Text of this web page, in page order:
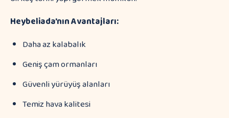
Heybeliada'nın Avantajları:
Daha az kalabalık
Geniş çam ormanları
Güvenli yürüyüş alanları
Temiz hava kalitesi